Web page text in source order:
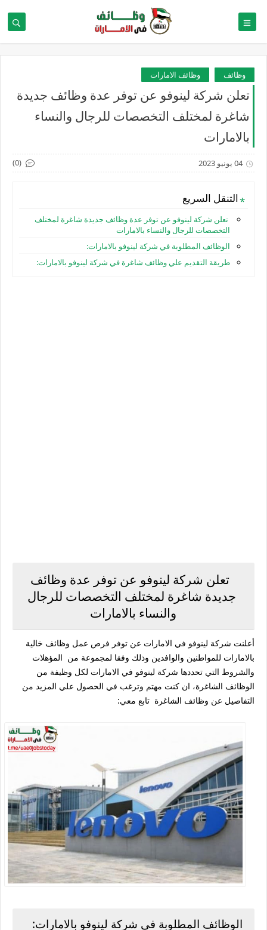
وظائف وظائف الامارات
تعلن شركة لينوفو عن توفر عدة وظائف جديدة
شاغرة لمختلف التخصصات للرجال والنساء
بالامارات
04 يونيو 2023 (0)
التنقل السريع
تعلن شركة لينوفو عن توفر عدة وظائف جديدة شاغرة لمختلف
التخصصات للرجال والنساء بالامارات
الوظائف المطلوبة في شركة لينوفو بالامارات:
طريقة التقديم علي وظائف شاغرة في شركة لينوفو بالامارات:
تعلن شركة لينوفو عن توفر عدة وظائف
جديدة شاغرة لمختلف التخصصات للرجال
والنساء بالامارات
أعلنت شركة لينوفو في الامارات عن توفر فرص عمل وظائف خالية
بالامارات للمواطنين والوافدين وذلك وفقا لمجموعة من المؤهلات
والشروط التي تحددها شركة لينوفو في الامارات لكل وظيفة من
الوظائف الشاغرة، ان كنت مهتم وترغب في الحصول علي المزيد من
التفاصيل عن وظائف الشاغرة تابع معي:
الوظائف المطلوبة في شركة لينوفو بالامارات: